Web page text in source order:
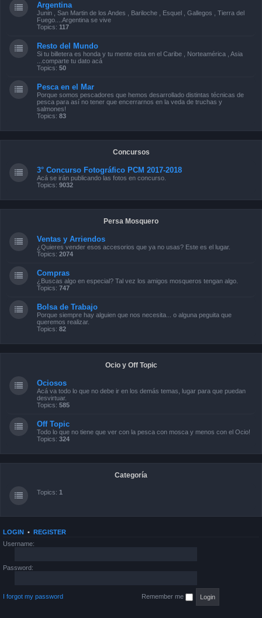
Argentina
Junin , San Martin de los Andes , Bariloche , Esquel , Gallegos , Tierra del
Fuego....Argentina se vive
Topics: 117
Resto del Mundo
Si tu billetera es honda y tu mente esta en el Caribe , Norteamérica , Asia
...comparte tu dato acá
Topics: 50
Pesca en el Mar
Porque somos pescadores que hemos desarrollado distintas técnicas de
pesca para así no tener que encerrarnos en la veda de truchas y
salmones!
Topics: 83
Concursos
3° Concurso Fotográfico PCM 2017-2018
Acá se irán publicando las fotos en concurso.
Topics: 9032
Persa Mosquero
Ventas y Arriendos
¿Quieres vender esos accesorios que ya no usas? Este es el lugar.
Topics: 2074
Compras
¿Buscas algo en especial? Tal vez los amigos mosqueros tengan algo.
Topics: 747
Bolsa de Trabajo
Porque siempre hay alguien que nos necesita... o alguna peguita que
queremos realizar.
Topics: 82
Ocio y Off Topic
Ociosos
Acá va todo lo que no debe ir en los demás temas, lugar para que puedan
desvirtuar.
Topics: 585
Off Topic
Todo lo que no tiene que ver con la pesca con mosca y menos con el Ocio!
Topics: 324
Categoría
Topics: 1
LOGIN • REGISTER
Username:
Password:
I forgot my password Remember me